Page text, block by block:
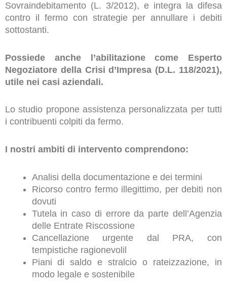
Sovraindebitamento (L. 3/2012), e integra la difesa
contro il fermo con strategie per annullare i debiti
sottostanti.
Possiede anche l’abilitazione come Esperto
Negoziatore della Crisi d’Impresa (D.L. 118/2021),
utile nei casi aziendali.
Lo studio propone assistenza personalizzata per tutti
i contribuenti colpiti da fermo.
I nostri ambiti di intervento comprendono:
Analisi della documentazione e dei termini
Ricorso contro fermo illegittimo, per debiti non
dovuti
Tutela in caso di errore da parte dell’Agenzia
delle Entrate Riscossione
Cancellazione urgente dal PRA, con
tempistiche ragionevolil
Piani di saldo e stralcio o rateizzazione, in
modo legale e sostenibile